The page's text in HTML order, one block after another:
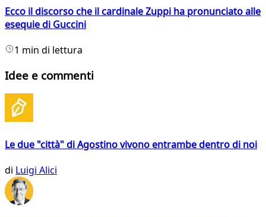
Ecco il discorso che il cardinale Zuppi ha pronunciato alle
esequie di Guccini
1 min di lettura
Idee e commenti
Le due "città" di Agostino vivono entrambe dentro di noi
di Luigi Alici